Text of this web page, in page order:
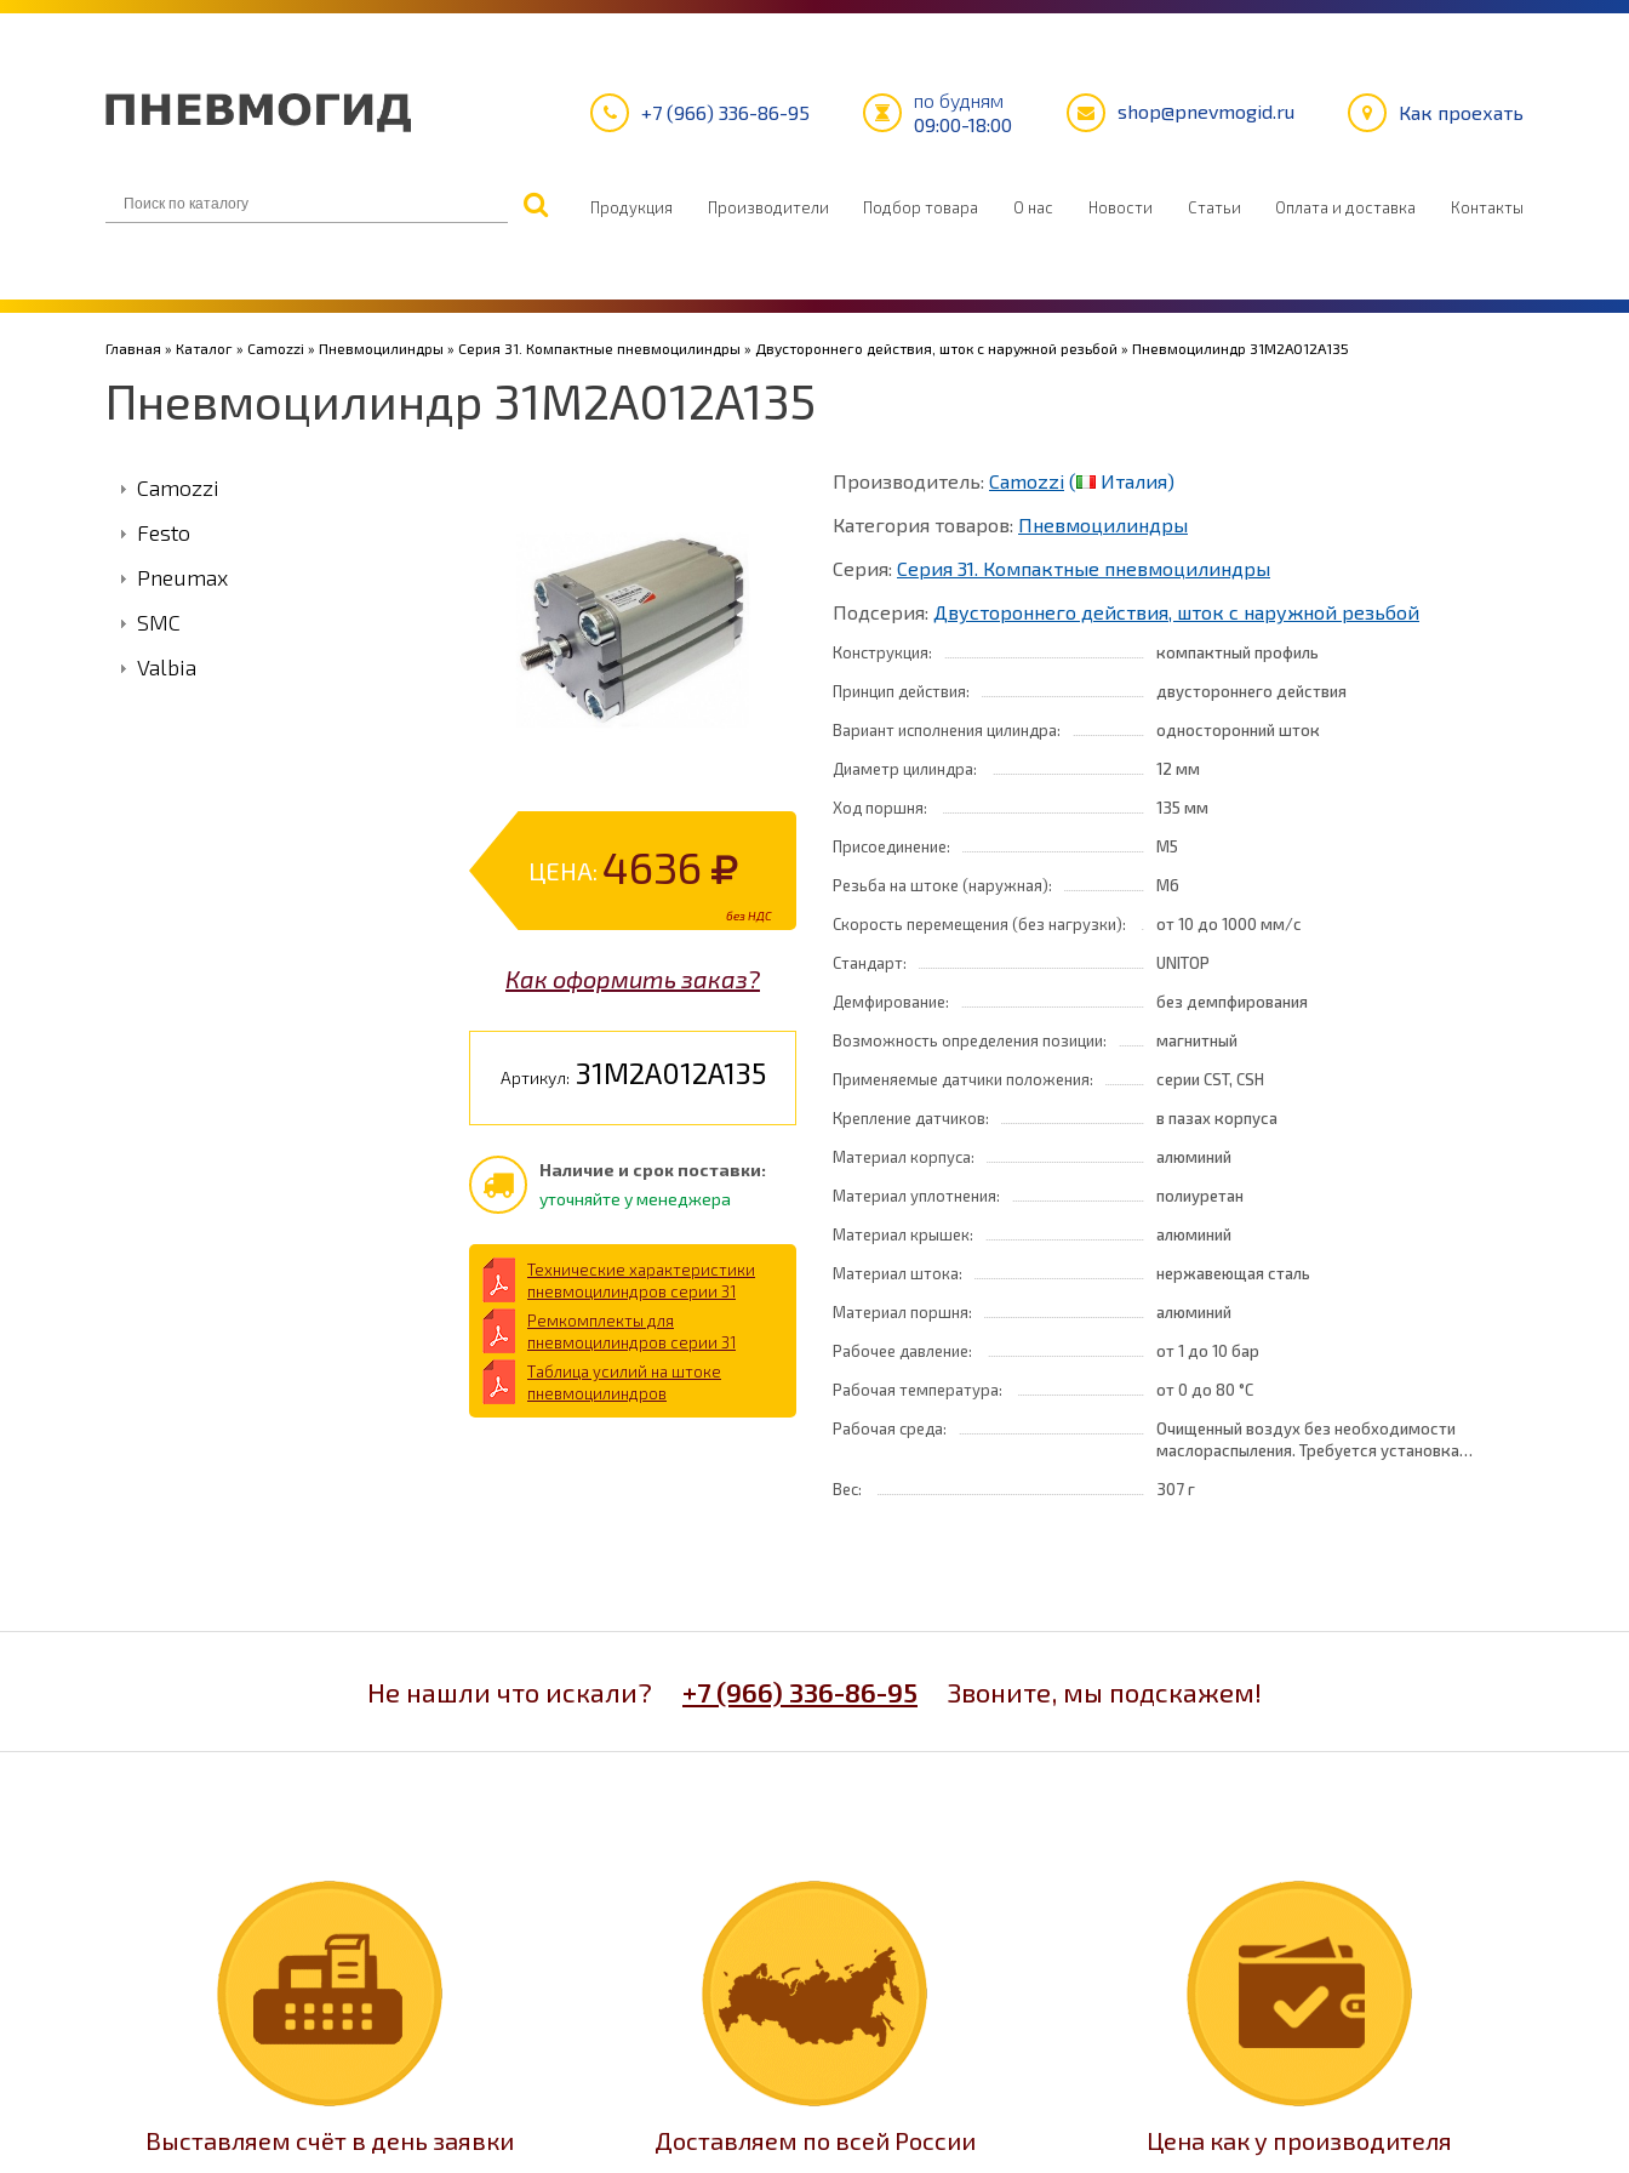
+7 (966) 336-86-95
по будням
09:00-18:00
shop@pnevmogid.ru Как проехать
Продукция Производители Подбор товара О нас Новости Статьи Оплата и доставка Контакты
Главная » Каталог » Camozzi » Пневмоцилиндры » Серия 31. Компактные пневмоцилиндры » Двустороннего действия, шток с наружной резьбой » Пневмоцилиндр 31M2A012A135
Пневмоцилиндр 31M2A012A135
Camozzi
Festo
Pneumax
SMC
Valbia
ЦЕНА: 4636
без НДС
Как оформить заказ?
Артикул: 31M2A012A135
Наличие и срок поставки:
уточняйте у менеджера
Технические характеристики
пневмоцилиндров серии 31
Ремкомплекты для
пневмоцилиндров серии 31
Таблица усилий на штоке
пневмоцилиндров
Производитель: Camozzi (
Италия)
Категория товаров: Пневмоцилиндры
Серия: Серия 31. Компактные пневмоцилиндры
Подсерия: Двустороннего действия, шток с наружной резьбой
Конструкция:
компактный профиль
Принцип действия:
двустороннего действия
Вариант исполнения цилиндра:
односторонний шток
Диаметр цилиндра:
12 мм
Ход поршня:
135 мм
Присоединение:
M5
Резьба на штоке (наружная):
M6
Скорость перемещения (без нагрузки):
от 10 до 1000 мм/с
Стандарт:
UNITOP
Демфирование:
без демпфирования
Возможность определения позиции:
магнитный
Применяемые датчики положения:
серии CST, CSH
Крепление датчиков:
в пазах корпуса
Материал корпуса:
алюминий
Материал уплотнения:
полиуретан
Материал крышек:
алюминий
Материал штока:
нержавеющая сталь
Материал поршня:
алюминий
Рабочее давление:
от 1 до 10 бар
Рабочая температура:
от 0 до 80 °C
Рабочая среда:
Очищенный воздух без необходимости
маслораспыления. Требуется установка
обеспечивающего класс очистки воздуха по
Вес: 307 г
Не нашли что искали? +7 (966) 336-86-95 Звоните, мы подскажем!
Выставляем счёт в день заявки Доставляем по всей России Цена как у производителя